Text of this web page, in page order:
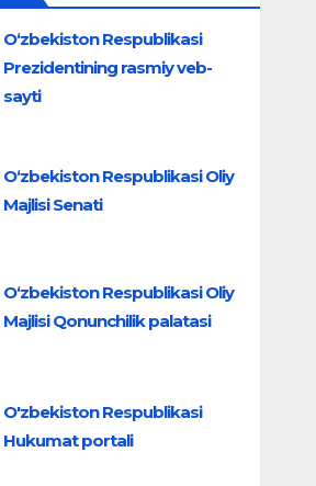
O‘zbekiston Respublikasi
Prezidentining rasmiy veb-
sayti
O‘zbekiston Respublikasi Oliy
Majlisi Senati
O‘zbekiston Respublikasi Oliy
Majlisi Qonunchilik palatasi
O'zbekiston Respublikasi
Hukumat portali